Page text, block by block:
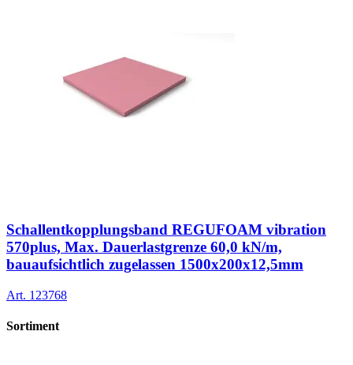
Schallentkopplungsband REGUFOAM vibration
570plus, Max. Dauerlastgrenze 60,0 kN/m,
bauaufsichtlich zugelassen 1500x200x12,5mm
Art. 123768
Sortiment